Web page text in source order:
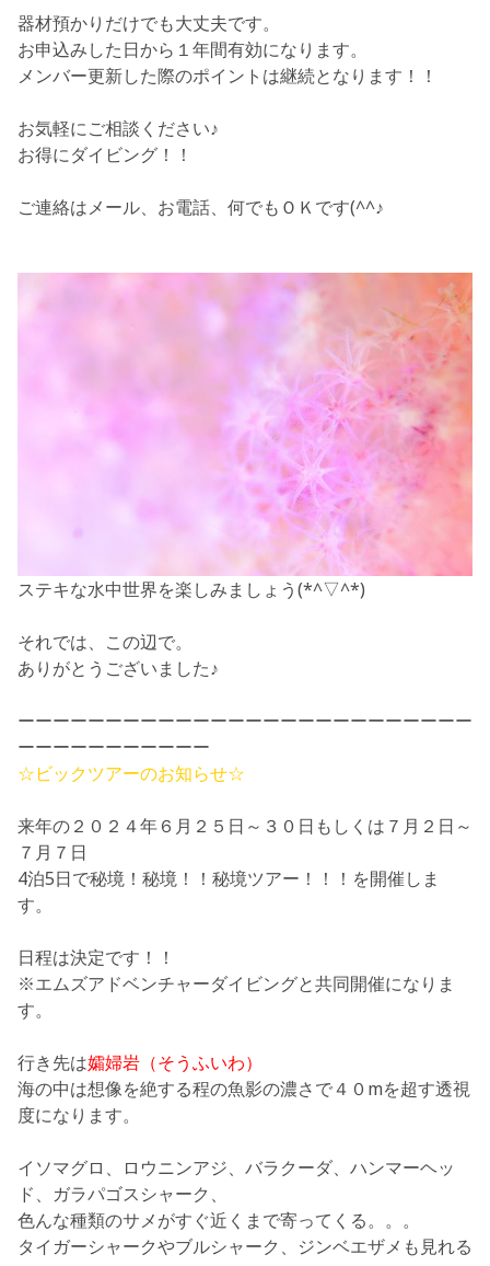
器材預かりだけでも大丈夫です。
お申込みした日から １年間有効になります。
メンバー更新した際のポイントは継続となります！！
お気軽にご相談ください♪
お得にダイビング！！
ご連絡はメール、お電話、何でもＯＫです(^^♪
ステキな水中世界を楽しみましょう(*^▽^*)
それでは、この辺で。
ありがとうございました♪
ーーーーーーーーーーーーーーーーーーーーーーーーーー
ーーーーーーーーーーー
☆ビックツアーのお知らせ☆
来年の２０２４年６月２５日～３０日もしくは７月２日～
７月７日
4泊5日で秘境！秘境！！秘境ツアー！！！ を開催しま
す。
日程は決定です！！
※エムズアドベンチャーダイビングと共同開催になりま
す。
行き先は孀婦岩（そうふいわ）
海の中は想像を絶する程の魚影の濃さで４０mを超す透視
度になります。
イソマグロ、ロウニンアジ、バラクーダ、ハンマーヘッ
ド、ガラパゴスシャーク、
色んな種類のサメがすぐ近くまで寄ってくる。。。
タイガーシャークやブルシャーク、ジンベエザメも見れる